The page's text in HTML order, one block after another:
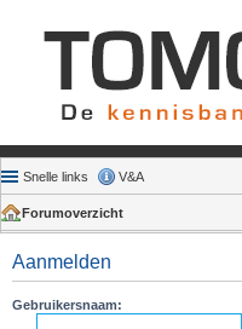
Snelle links V&A
Forumoverzicht
Aanmelden
Gebruikersnaam: